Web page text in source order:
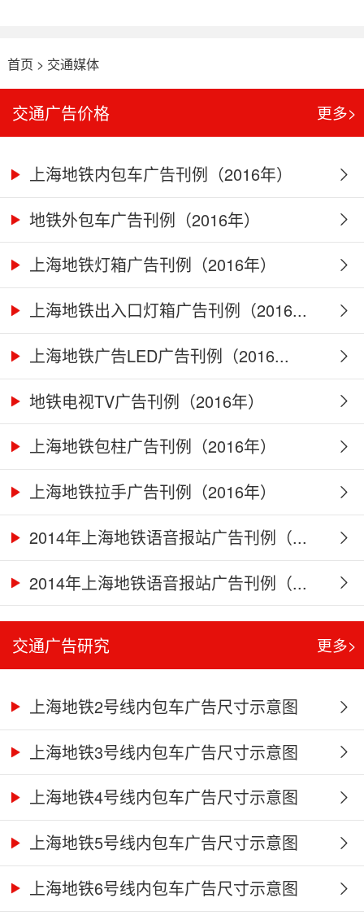
首页 > 交通媒体
交通广告价格 更多>
上海地铁内包车广告刊例（2016年）
地铁外包车广告刊例（2016年）
上海地铁灯箱广告刊例（2016年）
上海地铁出入口灯箱广告刊例（2016...
上海地铁广告LED广告刊例（2016...
地铁电视TV广告刊例（2016年）
上海地铁包柱广告刊例（2016年）
上海地铁拉手广告刊例（2016年）
2014年上海地铁语音报站广告刊例（...
2014年上海地铁语音报站广告刊例（...
交通广告研究 更多>
上海地铁2号线内包车广告尺寸示意图
上海地铁3号线内包车广告尺寸示意图
上海地铁4号线内包车广告尺寸示意图
上海地铁5号线内包车广告尺寸示意图
上海地铁6号线内包车广告尺寸示意图